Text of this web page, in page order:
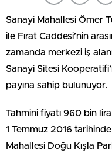
Sanayi Mahallesi Ömer
ile Fırat Caddesi’nin
zamanda merkezi iş
Sanayi Sitesi
payına sahip bulunuyor.
Tahmini fiyatı 960 bin lira
1 Temmuz 2016
Mahallesi Doğu Kışla